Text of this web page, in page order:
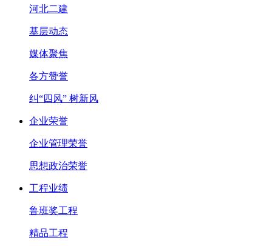
河北二建
基层动态
媒体聚焦
各方赞誉
纠“四风” 树新风
企业荣誉
企业管理荣誉
思想政治荣誉
工程业绩
鲁班奖工程
精品工程